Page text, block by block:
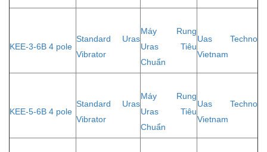
KEE-3-6B 4 pole
Standard Uras
Vibrator
Máy Rung
Uras Tiêu
Chuẩn
Uas Techno
Vietnam
KEE-5-6B 4 pole
Standard Uras
Vibrator
Máy Rung
Uras Tiêu
Chuẩn
Uas Techno
Vietnam